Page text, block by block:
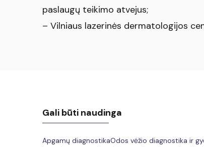
paslaugų teikimo atvejus;
– Vilniaus lazerinės dermatologijos
Gali būti naudinga
Apgamų diagnostikaOdos vėžio diagnostika ir